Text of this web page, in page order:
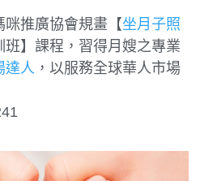
推廣協會規畫【坐月子照
班】課程，習得月嫂之專業
達人 ，以服務全球華人市場